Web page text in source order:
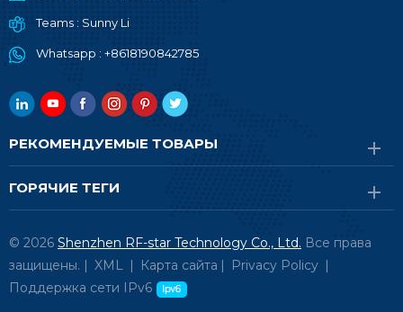
Teams : Sunny Li
Whatsapp : +8618190842785
РЕКОМЕНДУЕМЫЕ ТОВАРЫ
ГОРЯЧИЕ ТЕГИ
© 2026 Shenzhen RF-star Technology Co., Ltd. Все права
защищены. | XML | Карта сайта | Privacy Policy |
Поддержка сети IPv6